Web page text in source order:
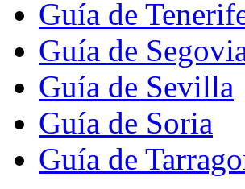
Guía de
Guía de
Guía de Sevilla
Guía de Soria
Guía de